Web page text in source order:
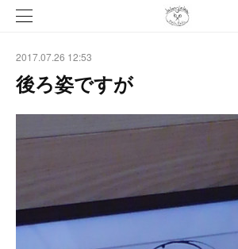
2017.07.26 12:53
後ろ姿ですが